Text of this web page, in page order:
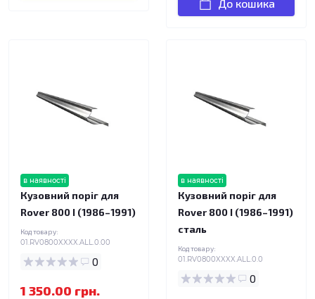
До кошика
в наявності
Кузовний поріг для
Rover 800 I (1986–1991)
Код товару:
01.RV0800XXXX.ALL.0.00
0
1 350.00 грн.
в наявності
Кузовний поріг для
Rover 800 I (1986–1991)
сталь
Код товару:
01.RV0800XXXX.ALL.0.0
0